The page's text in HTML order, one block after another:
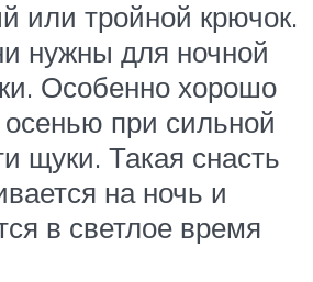
или тройной крючок.
нужны для ночной
Особенно хорошо
при сильной
щуки. Такая снасть
на ночь и
в светлое время